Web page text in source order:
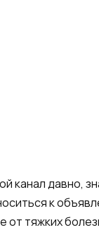
канал давно,
к
от тяжких